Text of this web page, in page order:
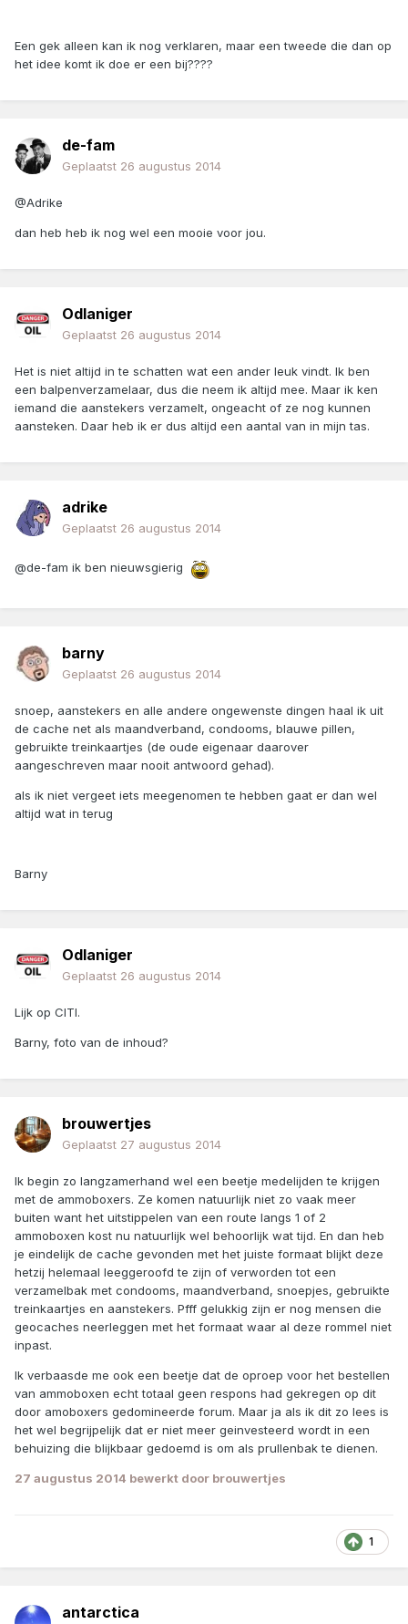
Een gek alleen kan ik nog verklaren, maar een tweede die dan op
het idee komt ik doe er een bij????
de-fam
Geplaatst 26 augustus 2014
@Adrike
dan heb heb ik nog wel een mooie voor jou.
Odlaniger
Geplaatst 26 augustus 2014
Het is niet altijd in te schatten wat een ander leuk vindt. Ik ben
een balpenverzamelaar, dus die neem ik altijd mee. Maar ik ken
iemand die aanstekers verzamelt, ongeacht of ze nog kunnen
aansteken. Daar heb ik er dus altijd een aantal van in mijn tas.
adrike
Geplaatst 26 augustus 2014
@de-fam ik ben nieuwsgierig
barny
Geplaatst 26 augustus 2014
snoep, aanstekers en alle andere ongewenste dingen haal ik uit
de cache net als maandverband, condooms, blauwe pillen,
gebruikte treinkaartjes (de oude eigenaar daarover
aangeschreven maar nooit antwoord gehad).
als ik niet vergeet iets meegenomen te hebben gaat er dan wel
altijd wat in terug
Barny
Odlaniger
Geplaatst 26 augustus 2014
Lijk op CITI.
Barny, foto van de inhoud?
brouwertjes
Geplaatst 27 augustus 2014
Ik begin zo langzamerhand wel een beetje medelijden te krijgen
met de ammoboxers. Ze komen natuurlijk niet zo vaak meer
buiten want het uitstippelen van een route langs 1 of 2
ammoboxen kost nu natuurlijk wel behoorlijk wat tijd. En dan heb
je eindelijk de cache gevonden met het juiste formaat blijkt deze
hetzij helemaal leeggeroofd te zijn of verworden tot een
verzamelbak met condooms, maandverband, snoepjes, gebruikte
treinkaartjes en aanstekers. Pfff gelukkig zijn er nog mensen die
geocaches neerleggen met het formaat waar al deze rommel niet
inpast.
Ik verbaasde me ook een beetje dat de oproep voor het bestellen
van ammoboxen echt totaal geen respons had gekregen op dit
door amoboxers gedomineerde forum. Maar ja als ik dit zo lees is
het wel begrijpelijk dat er niet meer geinvesteerd wordt in een
behuizing die blijkbaar gedoemd is om als prullenbak te dienen.
27 augustus 2014 bewerkt door brouwertjes
1
antarctica